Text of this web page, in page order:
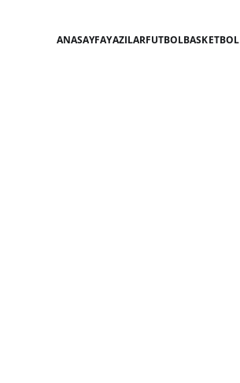
ANASAYFAYAZILARFUTBOLBASKETBOL